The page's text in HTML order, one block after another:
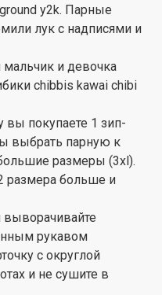
y2k. Парные
лук с надписями и
и девочка
chibbis kawai chibi
вы покупаете 1 зип-
выбрать парную к
размеры (3xl).
размера больше и
выворачивайте
рукавом
с округлой
и не сушите в